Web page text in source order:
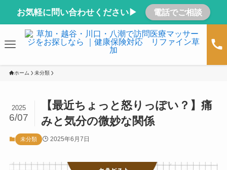
お気軽に問い合わせください▶ 電話でご相談
ホーム 未分類
【最近ちょっと怒りっぽい？】痛
みと気分の微妙な関係
2025
6/07
未分類 2025年6月7日